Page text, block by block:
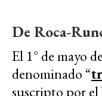
De Roca-
El 1° de mayo
denominado “
suscripto por